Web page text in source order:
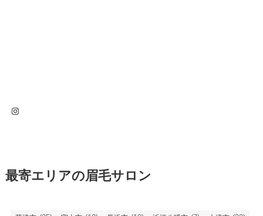
Instagram
最寄エリアの眉毛サロン